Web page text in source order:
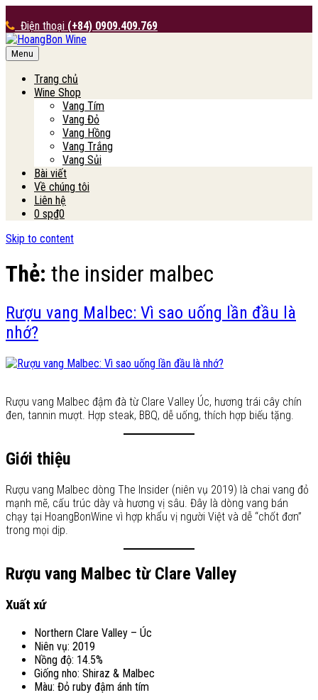
Điện thoại (+84) 0909.409.769
HoangBon Wine
Menu
Trang chủ
Wine Shop
Vang Tím
Vang Đỏ
Vang Hồng
Vang Trắng
Vang Sủi
Bài viết
Về chúng tôi
Liên hệ
0 sp₫0
Skip to content
Thẻ: the insider malbec
Rượu vang Malbec: Vì sao uống lần đầu là
nhớ?
Rượu vang Malbec đậm đà từ Clare Valley Úc, hương trái cây chín
đen, tannin mượt. Hợp steak, BBQ, dễ uống, thích hợp biếu tặng.
Giới thiệu
Rượu vang Malbec dòng The Insider (niên vụ 2019) là chai vang đỏ
mạnh mẽ, cấu trúc dày và hương vị sâu. Đây là dòng vang bán
chạy tại HoangBonWine vì hợp khẩu vị người Việt và dễ “chốt đơn”
trong mọi dịp.
Rượu vang Malbec từ Clare Valley
Xuất xứ
Northern Clare Valley – Úc
Niên vụ: 2019
Nồng độ: 14.5%
Giống nho: Shiraz & Malbec
Màu: Đỏ ruby đậm ánh tím